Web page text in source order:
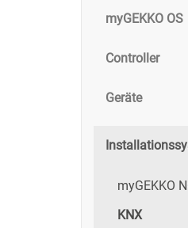
myGEKKO OS
Controller
Geräte
myGEKKO
KNX